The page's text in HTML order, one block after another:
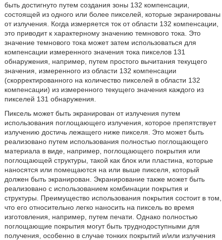
быть достигнуто путем создания зоны 132 компенсации,
состоящей из одного или более пикселей, которые экранированы
от излучения. Когда измеряется ток от области 132 компенсации,
это приводит к характерному значению темнового тока. Это
значение темнового тока может затем использоваться для
компенсации измеренного значения тока пикселов 131
обнаружения, например, путем простого вычитания текущего
значения, измеренного из области 132 компенсации
(скорректированного на количество пикселей в области 132
компенсации) из измеренного текущего значения каждого из
пикселей 131 обнаружения.
Пиксель может быть экранирован от излучения путем
использования поглощающего излучения, которое препятствует
излучению достичь лежащего ниже пикселя. Это может быть
реализовано путем использования полностью поглощающего
материала в виде, например, поглощающего покрытия или
поглощающей структуры, такой как блок или пластина, которые
наносятся или помещаются на или выше пикселя, который
должен быть экранирован. Экранирование также может быть
реализовано с использованием комбинации покрытия и
структуры. Преимущество использования покрытия состоит в том,
что его относительно легко наносить на пиксель во время
изготовления, например, путем печати. Однако полностью
поглощающие покрытия могут быть труднодоступными для
получения, особенно в случае тонких покрытий и/или излучения